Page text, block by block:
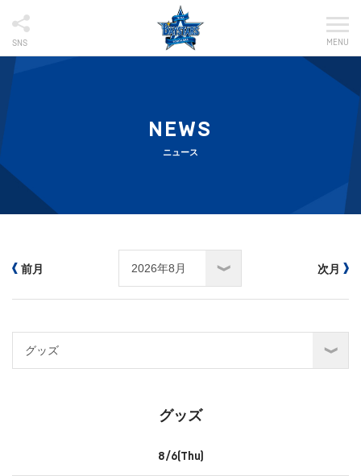
SNS MENU
NEWS
ニュース
前月 次月
グッズ
8/6(Thu)